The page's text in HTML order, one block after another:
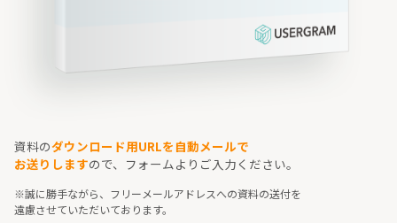
資料のダウンロード用URLを自動メールで
お送りしますので、フォームよりご入力ください。
※誠に勝手ながら、フリーメールアドレスへの資料の送付を
遠慮させていただいております。